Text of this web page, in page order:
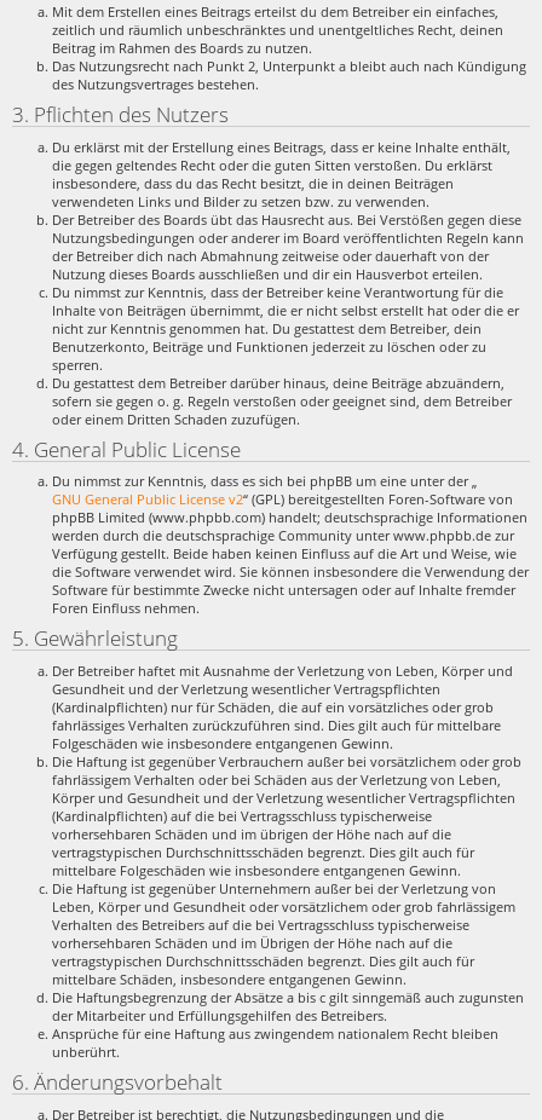
Mit dem Erstellen eines Beitrags erteilst du dem Betreiber ein einfaches,
zeitlich und räumlich unbeschränktes und unentgeltliches Recht, deinen
Beitrag im Rahmen des Boards zu nutzen.
Das Nutzungsrecht nach Punkt 2, Unterpunkt a bleibt auch nach Kündigung
des Nutzungsvertrages bestehen.
3. Pflichten des Nutzers
Du erklärst mit der Erstellung eines Beitrags, dass er keine Inhalte enthält,
die gegen geltendes Recht oder die guten Sitten verstoßen. Du erklärst
insbesondere, dass du das Recht besitzt, die in deinen Beiträgen
verwendeten Links und Bilder zu setzen bzw. zu verwenden.
Der Betreiber des Boards übt das Hausrecht aus. Bei Verstößen gegen diese
Nutzungsbedingungen oder anderer im Board veröffentlichten Regeln kann
der Betreiber dich nach Abmahnung zeitweise oder dauerhaft von der
Nutzung dieses Boards ausschließen und dir ein Hausverbot erteilen.
Du nimmst zur Kenntnis, dass der Betreiber keine Verantwortung für die
Inhalte von Beiträgen übernimmt, die er nicht selbst erstellt hat oder die er
nicht zur Kenntnis genommen hat. Du gestattest dem Betreiber, dein
Benutzerkonto, Beiträge und Funktionen jederzeit zu löschen oder zu
sperren.
Du gestattest dem Betreiber darüber hinaus, deine Beiträge abzuändern,
sofern sie gegen o. g. Regeln verstoßen oder geeignet sind, dem Betreiber
oder einem Dritten Schaden zuzufügen.
4. General Public License
Du nimmst zur Kenntnis, dass es sich bei phpBB um eine unter der „
GNU General Public License v2“ (GPL) bereitgestellten Foren-Software von
phpBB Limited (www.phpbb.com) handelt; deutschsprachige Informationen
werden durch die deutschsprachige Community unter www.phpbb.de zur
Verfügung gestellt. Beide haben keinen Einfluss auf die Art und Weise, wie
die Software verwendet wird. Sie können insbesondere die Verwendung der
Software für bestimmte Zwecke nicht untersagen oder auf Inhalte fremder
Foren Einfluss nehmen.
5. Gewährleistung
Der Betreiber haftet mit Ausnahme der Verletzung von Leben, Körper und
Gesundheit und der Verletzung wesentlicher Vertragspflichten
(Kardinalpflichten) nur für Schäden, die auf ein vorsätzliches oder grob
fahrlässiges Verhalten zurückzuführen sind. Dies gilt auch für mittelbare
Folgeschäden wie insbesondere entgangenen Gewinn.
Die Haftung ist gegenüber Verbrauchern außer bei vorsätzlichem oder grob
fahrlässigem Verhalten oder bei Schäden aus der Verletzung von Leben,
Körper und Gesundheit und der Verletzung wesentlicher Vertragspflichten
(Kardinalpflichten) auf die bei Vertragsschluss typischerweise
vorhersehbaren Schäden und im übrigen der Höhe nach auf die
vertragstypischen Durchschnittsschäden begrenzt. Dies gilt auch für
mittelbare Folgeschäden wie insbesondere entgangenen Gewinn.
Die Haftung ist gegenüber Unternehmern außer bei der Verletzung von
Leben, Körper und Gesundheit oder vorsätzlichem oder grob fahrlässigem
Verhalten des Betreibers auf die bei Vertragsschluss typischerweise
vorhersehbaren Schäden und im Übrigen der Höhe nach auf die
vertragstypischen Durchschnittsschäden begrenzt. Dies gilt auch für
mittelbare Schäden, insbesondere entgangenen Gewinn.
Die Haftungsbegrenzung der Absätze a bis c gilt sinngemäß auch zugunsten
der Mitarbeiter und Erfüllungsgehilfen des Betreibers.
Ansprüche für eine Haftung aus zwingendem nationalem Recht bleiben
unberührt.
6. Änderungsvorbehalt
Der Betreiber ist berechtigt, die Nutzungsbedingungen und die